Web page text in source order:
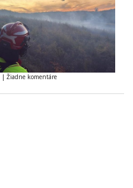
| Žiadne komentáre